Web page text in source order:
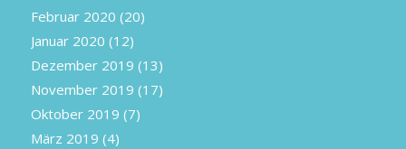
Februar 2020 (20)
Januar 2020 (12)
Dezember 2019 (13)
November 2019 (17)
Oktober 2019 (7)
März 2019 (4)